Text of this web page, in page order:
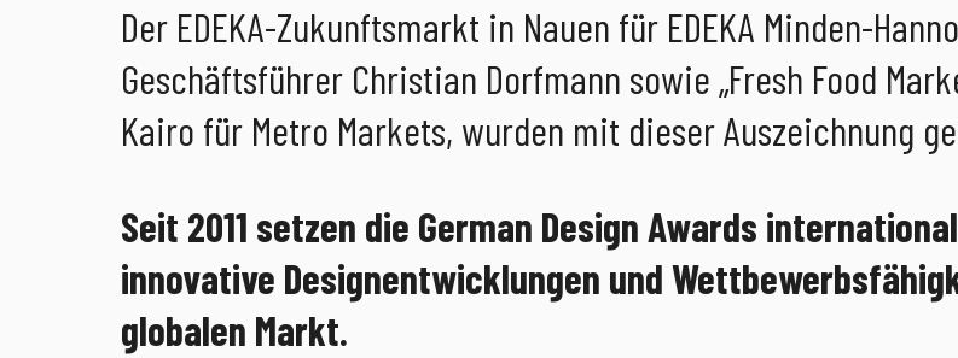
Der EDEKA-Zukunftsmarkt in Nauen für EDEKA Minden-
Geschäftsführer Christian Dorfmann sowie „Fresh Food
Kairo für Metro Markets, wurden mit dieser Auszeichnung
Seit 2011 setzen die German Design Awards
innovative Designentwicklungen und
globalen Markt.